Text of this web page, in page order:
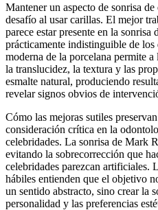
Mantener un aspecto de sonrisa
desafío al usar carillas. El mejor
parece estar presente en la sonrisa
prácticamente indistinguible de
moderna de la porcelana permite
la translucidez, la textura y las
esmalte natural, produciendo
revelar signos obvios de
Cómo las mejoras sutiles
consideración crítica en la
celebridades. La sonrisa de Mark
evitando la sobrecorrección que
celebridades parezcan artificiales.
hábiles entienden que el objetivo
un sentido abstracto, sino crear la
personalidad y las preferencias